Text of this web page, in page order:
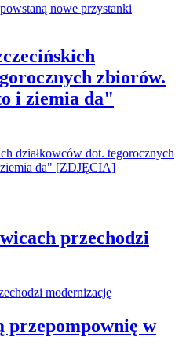
zbiorów.
i ziemia da"
przechodzi
przepompownię w